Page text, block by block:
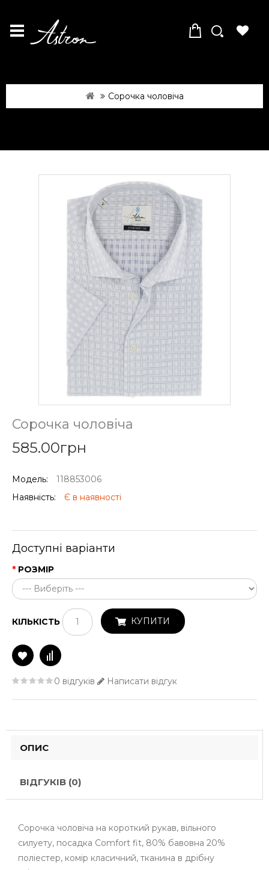
Сорочка чоловіча
Сорочка чоловіча
585.00грн
Модель:
118853006
Наявність:
Є в наявності
Доступні варіанти
РОЗМІР
КІЛЬКІСТЬ КУПИТИ
0 відгуків Написати відгук
ОПИС
ВІДГУКІВ (0)
Сорочка чоловіча на короткий рукав, вільного
силуету, посадка Comfort fit, 80% бавовна 20%
поліестер, комір класичний, тканина в дрібну